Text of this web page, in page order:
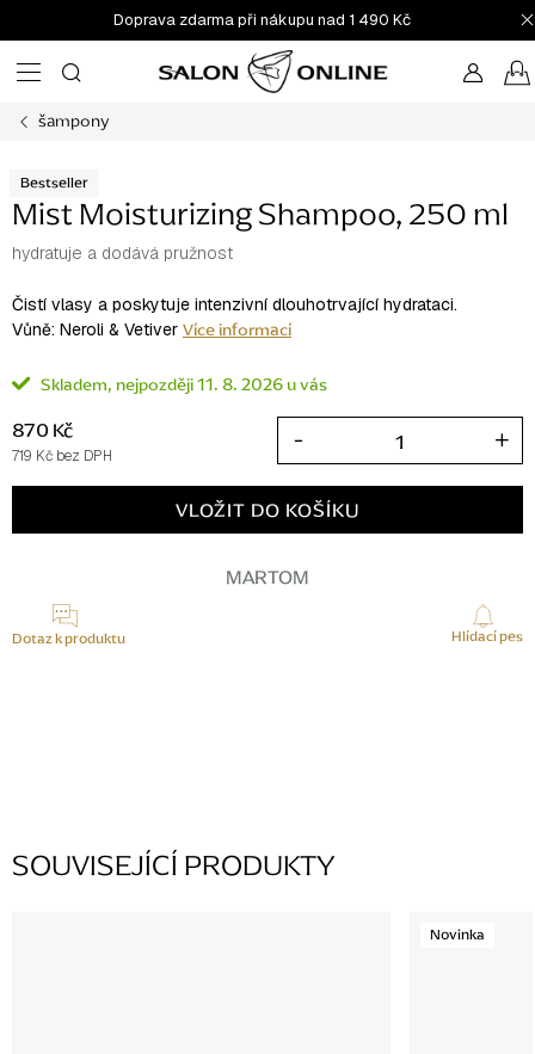
na
obsah
Doprava zdarma při nákupu nad 1 490 Kč
šampony
Bestseller
Mist Moisturizing Shampoo, 250 ml
hydratuje a dodává pružnost
Čistí vlasy a poskytuje intenzivní dlouhotrvající hydrataci.
Vůně: Neroli & Vetiver Více informací
Skladem 11. 8. 2026
870 Kč
719 Kč bez DPH
VLOŽIT DO KOŠÍKU
MARTOM
Dotaz k produktu Hlídací pes
SOUVISEJÍCÍ PRODUKTY
Novinka